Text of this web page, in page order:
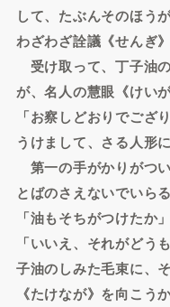
して、たぶんそのほう
わざわざ詮議《せんぎ
受け取って、丁子油
が、名人の慧眼《けい
「お察しどおりでござ
うけまして、さる人形
第一の手がかりがつ
とばのさえないでいら
「油もそちがつけたか」
「いいえ、それがどう
子油のしみた毛束に、
《たけなが》を向こう